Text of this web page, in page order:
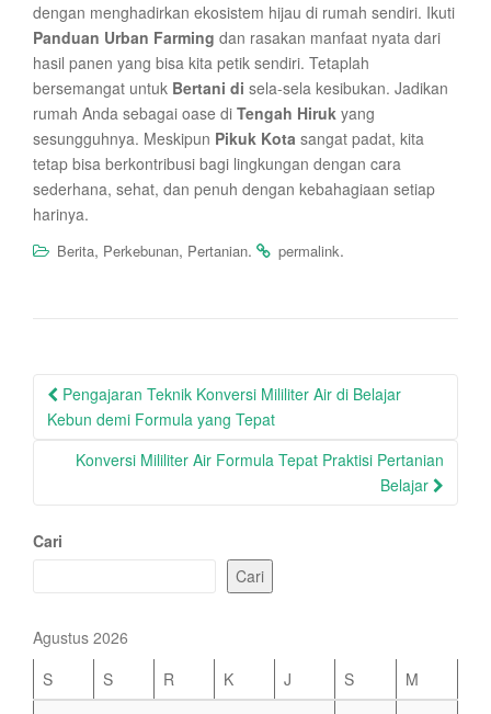
dengan menghadirkan ekosistem hijau di rumah sendiri. Ikuti
Panduan Urban Farming dan rasakan manfaat nyata dari
hasil panen yang bisa kita petik sendiri. Tetaplah
bersemangat untuk Bertani di sela-sela kesibukan. Jadikan
rumah Anda sebagai oase di Tengah Hiruk yang
sesungguhnya. Meskipun Pikuk Kota sangat padat, kita
tetap bisa berkontribusi bagi lingkungan dengan cara
sederhana, sehat, dan penuh dengan kebahagiaan setiap
harinya.
Berita, Perkebunan, Pertanian. permalink.
Post
navigation
Pengajaran Teknik Konversi Mililiter Air di Belajar
Kebun demi Formula yang Tepat
Konversi Mililiter Air Formula Tepat Praktisi Pertanian
Belajar
Cari
Cari
Agustus 2026
S
S R K J S
M